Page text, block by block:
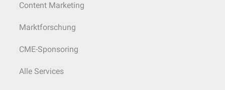
Content Marketing
Marktforschung
CME-Sponsoring
Alle Services